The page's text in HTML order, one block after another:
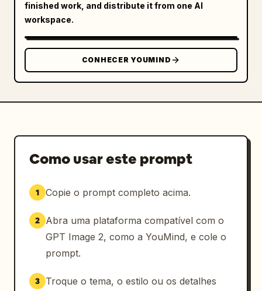
finished work, and distribute it from one AI
workspace.
CONHECER YOUMIND
Como usar este prompt
1 Copie o prompt completo acima.
2
Abra uma plataforma compatível com o
GPT Image 2, como a YouMind, e cole o
prompt.
3
Troque o tema, o estilo ou os detalhes